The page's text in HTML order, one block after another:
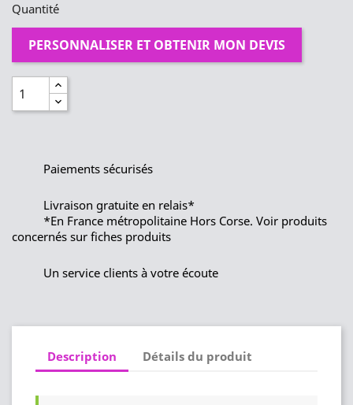
Quantité
PERSONNALISER ET OBTENIR MON DEVIS
Paiements sécurisés
Livraison gratuite en relais*
*En France métropolitaine Hors Corse. Voir produits
concernés sur fiches produits
Un service clients à votre écoute
Description Détails du produit